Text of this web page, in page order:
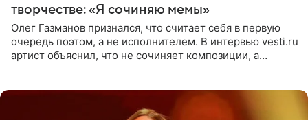
творчестве: «Я сочиняю мемы»
Олег Газманов признался, что считает себя в первую
очередь поэтом, а не исполнителем. В интервью vesti.ru
артист объяснил, что не сочиняет композиции, а